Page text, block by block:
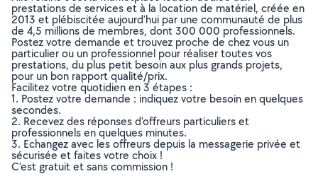
prestations de services et à la location de matériel, créée en
2013 et plébiscitée aujourd’hui par une communauté de plus
de 4,5 millions de membres, dont 300 000 professionnels.
Postez votre demande et trouvez proche de chez vous un
particulier ou un professionnel pour réaliser toutes vos
prestations, du plus petit besoin aux plus grands projets,
pour un bon rapport qualité/prix.
Facilitez votre quotidien en 3 étapes :
1. Postez votre demande : indiquez votre besoin en quelques
secondes.
2. Recevez des réponses d’offreurs particuliers et
professionnels en quelques minutes.
3. Echangez avec les offreurs depuis la messagerie privée et
sécurisée et faites votre choix !
C’est gratuit et sans commission !